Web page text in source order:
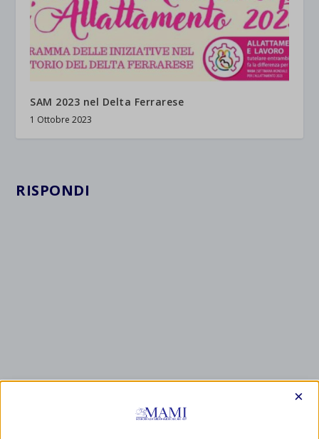
SAM 2023 nel Delta Ferrarese
1 Ottobre 2023
RISPONDI
×